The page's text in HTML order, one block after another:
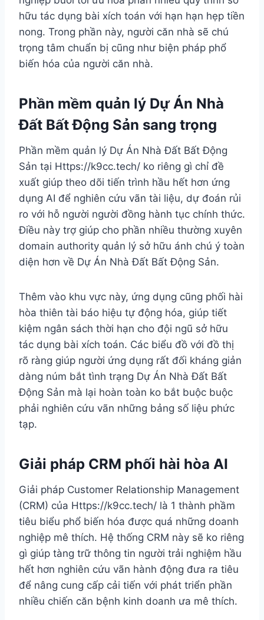
hữu tác dụng bài xích toán với hạn hạn hẹp tiền
nong. Trong phần này, người căn nhà sẽ chú
trọng tâm chuẩn bị cũng như biện pháp phổ
biến hóa của người căn nhà.
Phần mềm quản lý Dự Án Nhà
Đất Bất Động Sản sang trọng
Phần mềm quản lý Dự Án Nhà Đất Bất Động
Sản tại Https://k9cc.tech/ ko riêng gì chỉ đề
xuất giúp theo dõi tiến trình hầu hết hơn ứng
dụng AI để nghiên cứu vãn tài liệu, dự đoán rủi
ro với hỗ người người đồng hành tục chính thức.
Điều này trợ giúp cho phần nhiều thường xuyên
domain authority quản lý sở hữu ánh chú ý toàn
diện hơn về Dự Án Nhà Đất Bất Động Sản.
Thêm vào khu vực này, ứng dụng cũng phối hài
hòa thiên tài báo hiệu tự động hóa, giúp tiết
kiệm ngân sách thời hạn cho đội ngũ sở hữu
tác dụng bài xích toán. Các biểu đồ với đồ thị
rõ ràng giúp người ứng dụng rất đối kháng giản
dàng núm bắt tình trạng Dự Án Nhà Đất Bất
Động Sản mà lại hoàn toàn ko bắt buộc buộc
phải nghiên cứu vãn những bảng số liệu phức
tạp.
Giải pháp CRM phối hài hòa AI
Giải pháp Customer Relationship Management
(CRM) của Https://k9cc.tech/ là 1 thành phầm
tiêu biểu phổ biến hóa được quá những doanh
nghiệp mê thích. Hệ thống CRM này sẽ ko riêng
gì giúp tàng trữ thông tin người trải nghiệm hầu
hết hơn nghiên cứu vãn hành động đưa ra tiêu
để nâng cung cấp cải tiến với phát triển phần
nhiều chiến căn bệnh kinh doanh ưa mê thích.